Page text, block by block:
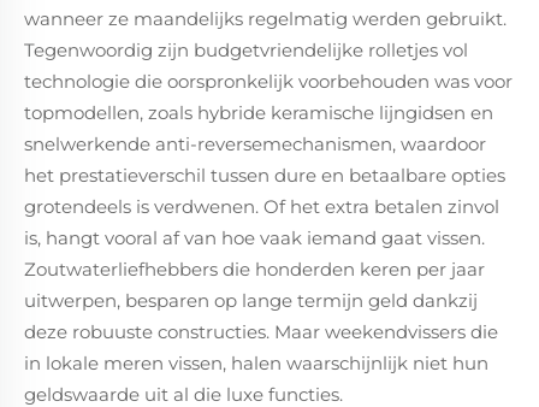
wanneer ze maandelijks regelmatig werden gebruikt.
Tegenwoordig zijn budgetvriendelijke rolletjes vol
technologie die oorspronkelijk voorbehouden was voor
topmodellen, zoals hybride keramische lijngidsen en
snelwerkende anti-reversemechanismen, waardoor
het prestatieverschil tussen dure en betaalbare opties
grotendeels is verdwenen. Of het extra betalen zinvol
is, hangt vooral af van hoe vaak iemand gaat vissen.
Zoutwaterliefhebbers die honderden keren per jaar
uitwerpen, besparen op lange termijn geld dankzij
deze robuuste constructies. Maar weekendvissers die
in lokale meren vissen, halen waarschijnlijk niet hun
geldswaarde uit al die luxe functies.